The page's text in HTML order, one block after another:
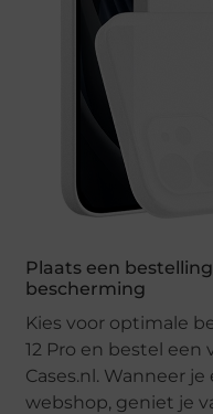
Plaats een
bescherming
Kies voor optimale
12 Pro en bestel een
Cases.nl. Wanneer
webshop, geniet je